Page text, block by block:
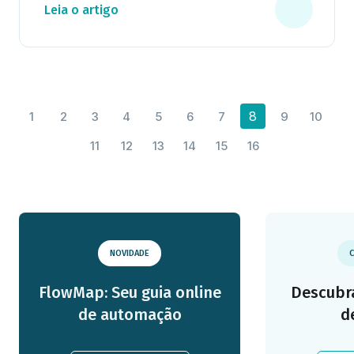
Leia o artigo
1 2 3 4 5 6 7 8 9
10
11
12 13 14 15 16
NOVIDADE
FlowMap: Seu guia online
de automação